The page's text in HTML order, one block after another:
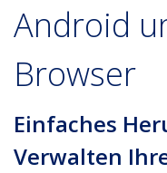
Android
Browser
Einfaches
Verwalten